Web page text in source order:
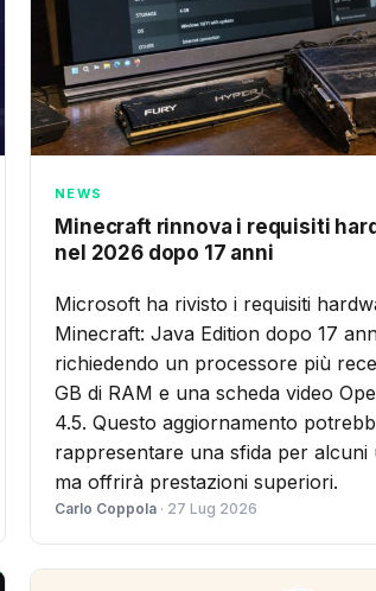
NEWS
Minecraft rinnova i requisiti
nel 2026 dopo 17 anni
Microsoft ha rivisto i requisiti
Minecraft: Java Edition dopo 17
richiedendo un processore più
GB di RAM e una scheda video
4.5. Questo aggiornamento
rappresentare una sfida per alcuni
ma offrirà prestazioni superiori.
Carlo Coppola · 27 Lug 2026